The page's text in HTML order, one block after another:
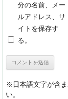
分の名前、メー
ルアドレス、サ
イトを保存す
る。
※日本語文字が含
い。